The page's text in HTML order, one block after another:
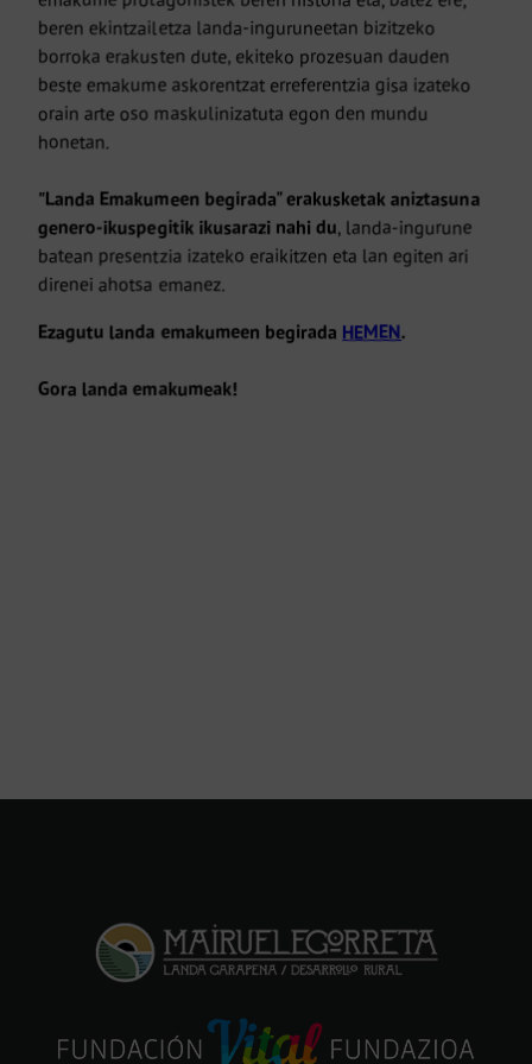
beren ekintzailetza landa-inguruneetan bizitzeko
borroka erakusten dute, ekiteko prozesuan dauden
beste emakume askorentzat erreferentzia gisa izateko
orain arte oso maskulinizatuta egon den mundu
honetan.
"Landa Emakumeen begirada" erakusketak aniztasuna
genero-ikuspegitik ikusarazi nahi du, landa-ingurune
batean presentzia izateko eraikitzen eta lan egiten ari
direnei ahotsa emanez.
Ezagutu landa emakumeen begirada HEMEN.
Gora landa emakumeak!